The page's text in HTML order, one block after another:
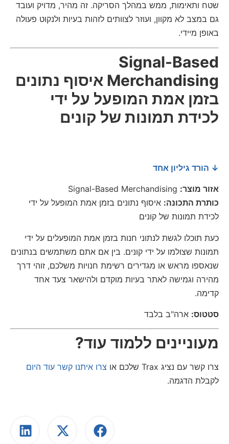
שטח ותאימות, ממש במהלך הסריקה. זה מהיר, מדויק ועובד
גם במצב לא מקוון, ועוזר לצוותים לזהות בעיות ולנקוט פעולה
באופן מיידי.
Signal-Based
Merchandising איסוף נתונים
בזמן אמת המופעל על ידי
לכידת תמונות של קונים
↓ הורד גיליון אחד
אזור מוצר:
כותרת התכונה: איסוף נתונים בזמן אמת המופעל על ידי
לכידת תמונות של קונים
כעת תוכלו לגשת לנתוני חנות בזמן אמת המופעלים על ידי
תמונות שצולמו על ידי קונים. בין אם אתם משתמשים בנתונים
שנאספו מראש או מגדירים רשימת חנויות משלכם, זוהי דרך
מהירה וגמישה לאתר בעיות מוקדם ולהישאר צעד אחד
קדימה.
סטטוס: ארה"ב בלבד
מעוניינים ללמוד עוד?
צרו קשר עם נציג Trax שלכם או
צרו איתנו קשר עוד היום
לקבלת הדגמה.